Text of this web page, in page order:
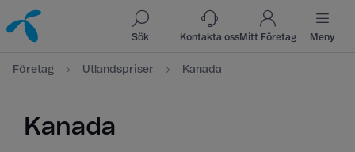
Till innehåll
Till sök
Sök Kontakta ossMitt Företag Meny
Företag Utlandspriser Kanada
Kanada